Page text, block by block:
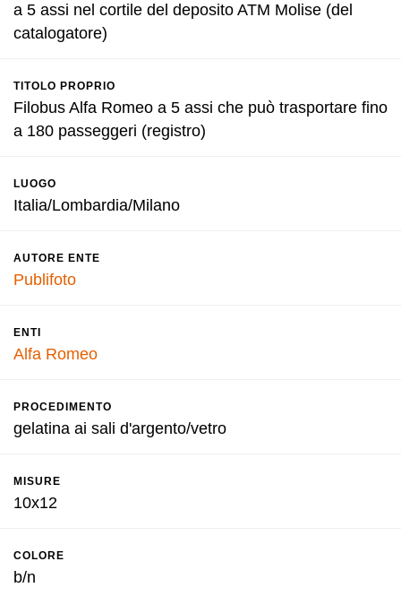
a 5 assi nel cortile del deposito ATM Molise (del
catalogatore)
TITOLO PROPRIO
Filobus Alfa Romeo a 5 assi che può trasportare fino
a 180 passeggeri (registro)
LUOGO
Italia/Lombardia/Milano
AUTORE ENTE
Publifoto
ENTI
Alfa Romeo
PROCEDIMENTO
gelatina ai sali d'argento/vetro
MISURE
10x12
COLORE
b/n